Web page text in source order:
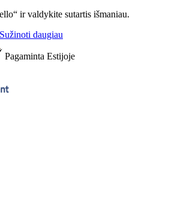
ir valdykite sutartis išmaniau.
Sužinoti daugiau
Pagaminta Estijoje